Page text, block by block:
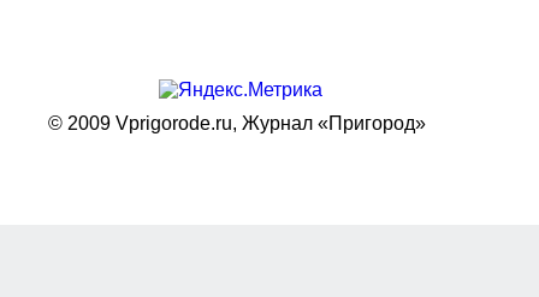
© 2009 Vprigorode.ru, Журнал «Пригород»